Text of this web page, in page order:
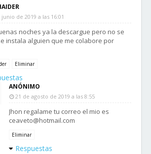
junio de 2019 a las 16:01
noches ya la descargue pero no se
instala alguien que me colabore por
Eliminar
ANÓNIMO
21 de agosto de 2019 a las 8:55
Jhon regalame tu correo el mio es
ceaveto@hotmail.com
Eliminar
Respuestas